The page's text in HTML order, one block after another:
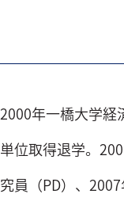
2000年一橋大学経
単位取得退学。
究員（PD）、